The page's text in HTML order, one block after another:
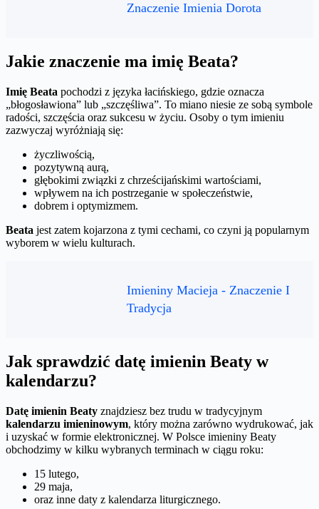
Znaczenie Imienia Dorota
Jakie znaczenie ma imię Beata?
Imię Beata pochodzi z języka łacińskiego, gdzie oznacza
„błogosławiona” lub „szczęśliwa”. To miano niesie ze sobą symbole
radości, szczęścia oraz sukcesu w życiu. Osoby o tym imieniu
zazwyczaj wyróżniają się:
życzliwością,
pozytywną aurą,
głębokimi związki z chrześcijańskimi wartościami,
wpływem na ich postrzeganie w społeczeństwie,
dobrem i optymizmem.
Beata jest zatem kojarzona z tymi cechami, co czyni ją popularnym
wyborem w wielu kulturach.
Imieniny Macieja - Znaczenie I
Tradycja
Jak sprawdzić datę imienin Beaty w
kalendarzu?
Datę imienin Beaty znajdziesz bez trudu w tradycyjnym
kalendarzu imieninowym, który można zarówno wydrukować, jak
i uzyskać w formie elektronicznej. W Polsce imieniny Beaty
obchodzimy w kilku wybranych terminach w ciągu roku:
15 lutego,
29 maja,
oraz inne daty z kalendarza liturgicznego.